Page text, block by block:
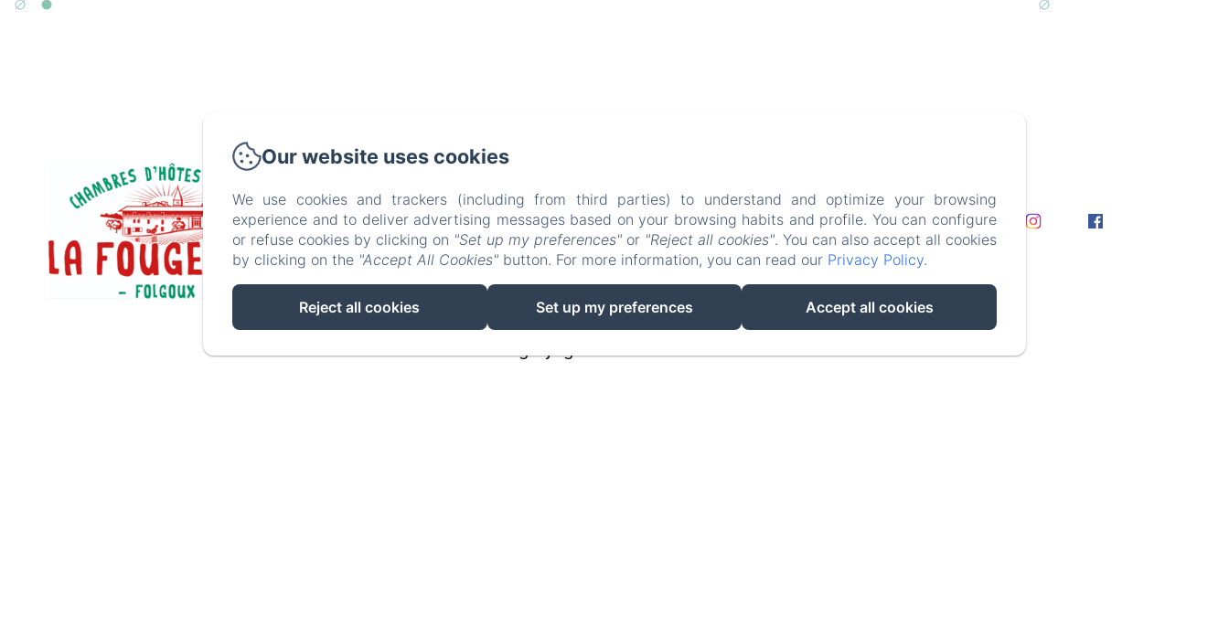
info@lafougeraie.nl
Home
Foto's Contact
Wettelijke informatie
EN
FR
NL
Mogelijk gemaakt met Amenitiz
Our website uses cookies
We use cookies and trackers (including from third parties) to understand and optimize your browsing
experience and to deliver advertising messages based on your browsing habits and profile. You can configure
or refuse cookies by clicking on "Set up my preferences" or "Reject all cookies". You can also accept all cookies
by clicking on the "Accept All Cookies" button. For more information, you can read our Privacy Policy.
Reject all cookies Set up my preferences Accept all cookies